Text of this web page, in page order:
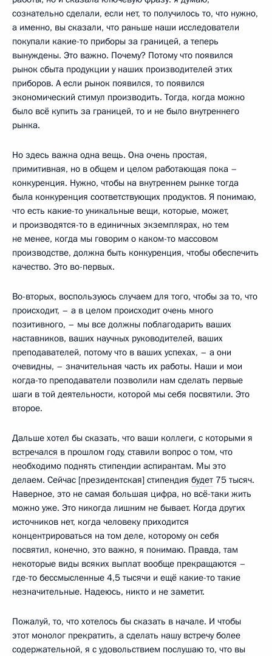
сознательно сделали, если нет, то получилось то, что нужно,
а именно, вы сказали, что раньше наши исследователи
покупали какие-то приборы за границей, а теперь
вынуждены. Это важно. Почему? Потому что появился
рынок сбыта продукции у наших производителей этих
приборов. А если рынок появился, то появился
экономический стимул производить. Тогда, когда можно
было всё купить за границей, то и не было внутреннего
рынка.
Но здесь важна одна вещь. Она очень простая,
примитивная, но в общем и целом работающая пока –
конкуренция. Нужно, чтобы на внутреннем рынке тогда
была конкуренция соответствующих продуктов. Я понимаю,
что есть какие-то уникальные вещи, которые, может,
и производятся-то в единичных экземплярах, но тем
не менее, когда мы говорим о каком-то массовом
производстве, должна быть конкуренция, чтобы обеспечить
качество. Это во-первых.
Во-вторых, воспользуюсь случаем для того, чтобы за то, что
происходит, – а в целом происходит очень много
позитивного, – мы все должны поблагодарить ваших
наставников, ваших научных руководителей, ваших
преподавателей, потому что в ваших успехах, – а они
очевидны, – значительная часть их работы. Наши и мои
когда-то преподаватели позволили нам сделать первые
шаги в той деятельности, которой мы себя посвятили. Это
второе.
Дальше хотел бы сказать, что ваши коллеги, с которыми я
встречался в прошлом году, ставили вопрос о том, что
необходимо поднять стипендии аспирантам. Мы это
делаем. Сейчас [президентская] стипендия будет 75 тысяч.
Наверное, это не самая большая цифра, но всё-таки жить
можно уже. Это никогда лишним не бывает. Когда других
источников нет, когда человеку приходится
концентрироваться на том деле, которому он себя
посвятил, конечно, это важно, я понимаю. Правда, там
некоторые виды всяких выплат вообще прекращаются –
где-то бессмысленные 4,5 тысячи и ещё какие-то такие
незначительные. Надеюсь, никто и не заметит.
Пожалуй, то, что хотелось бы сказать в начале. И чтобы
этот монолог прекратить, а сделать нашу встречу более
содержательной, я с удовольствием послушаю то, что вы